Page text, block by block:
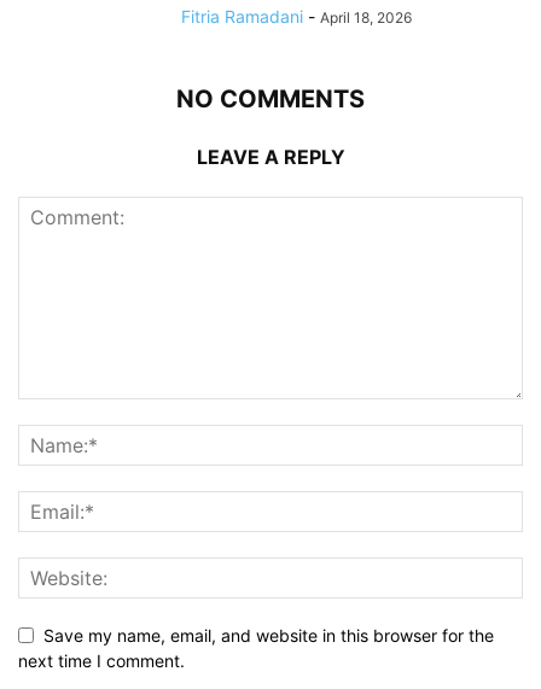
Fitria Ramadani - April 18, 2026
NO COMMENTS
LEAVE A REPLY
Save my name, email, and website in this browser for the
next time I comment.